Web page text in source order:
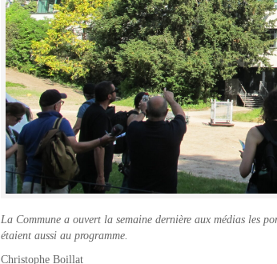
La Commune a ouvert la semaine dernière aux médias les
étaient aussi au programme.
Christophe Boillat